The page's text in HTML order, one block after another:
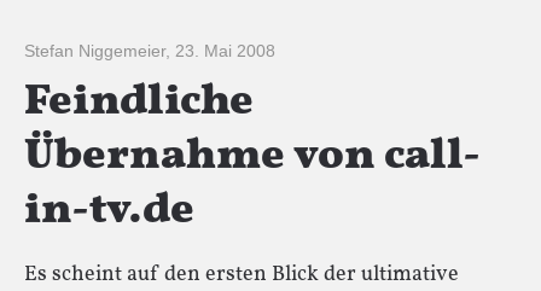
Stefan Niggemeier, 23. Mai 2008
Feindliche
Übernahme von call-
in-tv.de
Es scheint auf den ersten Blick der ultimative